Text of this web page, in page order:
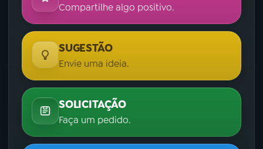
Compartilhe algo positivo.
SUGESTÃO
Envie uma ideia.
SOLICITAÇÃO
Faça um pedido.